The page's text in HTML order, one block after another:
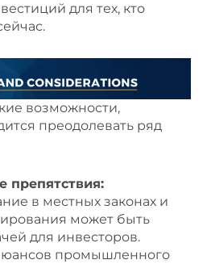
для тех, кто
возможности,
преодолевать ряд
препятствия:
в местных законах и
может быть
для инвесторов.
промышленного